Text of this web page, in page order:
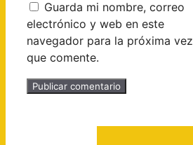
Guarda mi nombre, correo
electrónico y web en este
navegador para la próxima vez
que comente.